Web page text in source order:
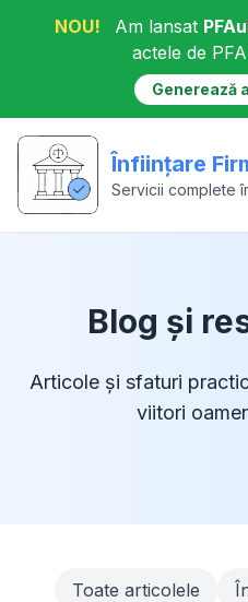
NOU! Am lansat
actele de
Generează
Înființare
Servicii complete
Blog și
Articole și sfaturi
viitori
Toate articolele